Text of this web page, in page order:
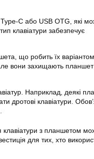
Type-C або USB OTG, які
клавіатури забезпечує
що робить їх
вони захищають планшет
Наприклад, деякі
дротові клавіатури.
клавіатури з планшетом
для тих, хто